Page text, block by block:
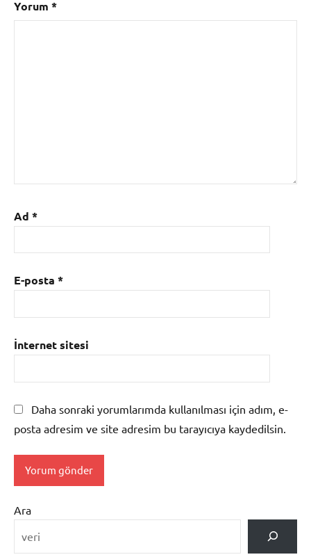
Yorum *
Ad *
E-posta *
İnternet sitesi
Daha sonraki yorumlarımda kullanılması için adım, e-
posta adresim ve site adresim bu tarayıcıya kaydedilsin.
Ara